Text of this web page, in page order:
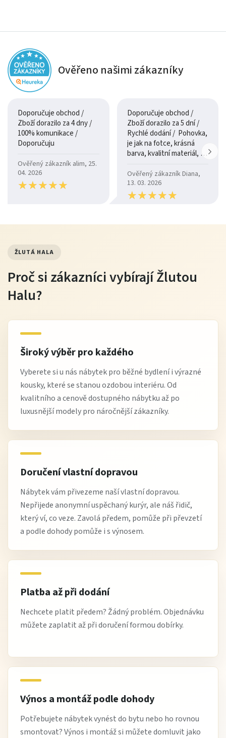
Ověřeno našimi zákazníky
Doporučuje obchod /
Zboží dorazilo za 4 dny /
100% komunikace /
Doporučuju
Ověřený zákazník alim, 25.
04. 2026
★★★★★
★★★★★
Doporučuje obchod /
Zboží dorazilo za 5 dní /
Rychlé dodání / Pohovka,
je jak na fotce, krásná
barva, kvalitní materiál, a
Ověřený zákazník Diana,
13. 03. 2026
★★★★★
★★★★★
ŽLUTÁ HALA
Proč si zákazníci vybírají Žlutou
Halu?
Široký výběr pro každého
Vyberete si u nás nábytek pro běžné bydlení i výrazné
kousky, které se stanou ozdobou interiéru. Od
kvalitního a cenově dostupného nábytku až po
luxusnější modely pro náročnější zákazníky.
Doručení vlastní dopravou
Nábytek vám přivezeme naší vlastní dopravou.
Nepřijede anonymní uspěchaný kurýr, ale náš řidič,
který ví, co veze. Zavolá předem, pomůže při převzetí
a podle dohody pomůže i s výnosem.
Platba až při dodání
Nechcete platit předem? Žádný problém. Objednávku
můžete zaplatit až při doručení formou dobírky.
Výnos a montáž podle dohody
Potřebujete nábytek vynést do bytu nebo ho rovnou
smontovat? Výnos i montáž si můžete domluvit jako